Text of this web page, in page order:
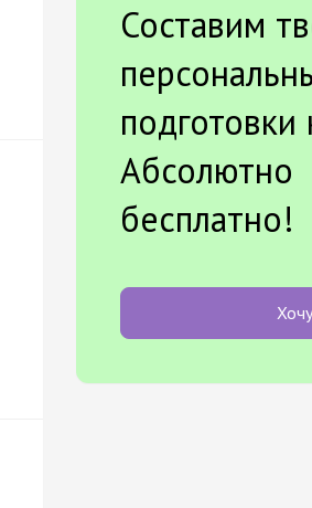
Составим
подготовки
Абсолютно
бесплатно!